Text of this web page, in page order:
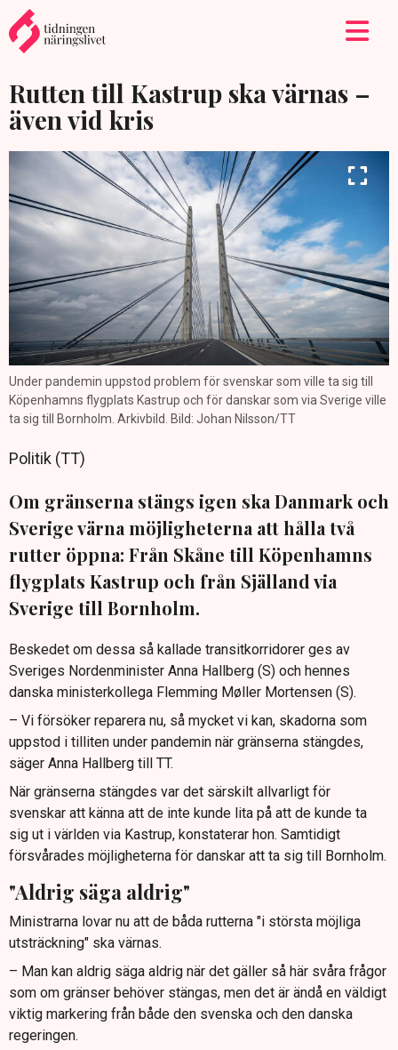
Rutten till Kastrup ska värnas –
även vid kris
Under pandemin uppstod problem för svenskar som ville ta sig till
Köpenhamns flygplats Kastrup och för danskar som via Sverige ville
ta sig till Bornholm. Arkivbild. Bild: Johan Nilsson/TT
Politik (TT)
Om gränserna stängs igen ska Danmark och
Sverige värna möjligheterna att hålla två
rutter öppna: Från Skåne till Köpenhamns
flygplats Kastrup och från Själland via
Sverige till Bornholm.
Beskedet om dessa så kallade transitkorridorer ges av
Sveriges Nordenminister Anna Hallberg (S) och hennes
danska ministerkollega Flemming Møller Mortensen (S).
– Vi försöker reparera nu, så mycket vi kan, skadorna som
uppstod i tilliten under pandemin när gränserna stängdes,
säger Anna Hallberg till TT.
När gränserna stängdes var det särskilt allvarligt för
svenskar att känna att de inte kunde lita på att de kunde ta
sig ut i världen via Kastrup, konstaterar hon. Samtidigt
försvårades möjligheterna för danskar att ta sig till Bornholm.
"Aldrig säga aldrig"
Ministrarna lovar nu att de båda rutterna "i största möjliga
utsträckning" ska värnas.
– Man kan aldrig säga aldrig när det gäller så här svåra frågor
som om gränser behöver stängas, men det är ändå en väldigt
viktig markering från både den svenska och den danska
regeringen.